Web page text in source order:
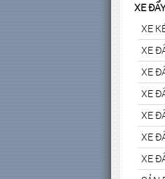
XE
XE
XE
XE
XE
XE
XE
XE